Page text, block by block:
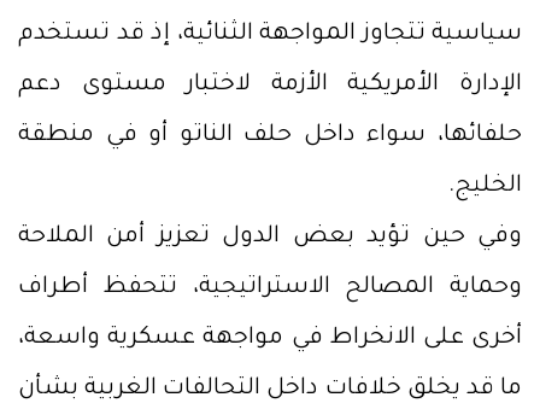
سياسية تتجاوز المواجهة الثنائية، إذ قد تستخدم
الإدارة الأمريكية الأزمة لاختبار مستوى دعم
حلفائها، سواء داخل حلف الناتو أو في منطقة
الخليج.
وفي حين تؤيد بعض الدول تعزيز أمن الملاحة
وحماية المصالح الاستراتيجية، تتحفظ أطراف
أخرى على الانخراط في مواجهة عسكرية واسعة،
ما قد يخلق خلافات داخل التحالفات الغربية بشأن